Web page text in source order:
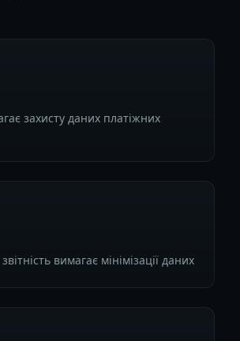
захисту даних платіжних
вимагає мінімізації даних